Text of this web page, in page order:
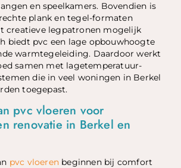
en speelkamers. Bovendien is
plank en tegel-formaten
creatieve legpatronen mogelijk
biedt pvc een lage opbouwhoogte
warmtegeleiding. Daardoor werkt
samen met lagetemperatuur-
die in veel woningen in Berkel
toegepast.
pvc vloeren voor
renovatie in Berkel en
pvc vloeren beginnen bij comfort